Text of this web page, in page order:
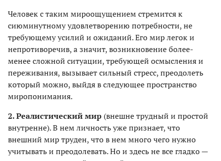
Человек с таким мироощущением стремится к
сиюминутному удовлетворению потребности, не
требующему усилий и ожиданий. Его мир легок и
непротиворечив, а значит, возникновение более-
менее сложной ситуации, требующей осмысления и
переживания, вызывает сильный стресс, преодолеть
который можно, выйдя в следующее пространство
миропонимания.
2. Реалистический мир (внешне трудный и простой
внутренне). В нем личность уже признает, что
внешний мир труден, что в нем много чего нужно
учитывать и преодолевать. Но и здесь не все гладко —